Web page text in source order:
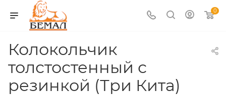
0
Колокольчик
толстостенный с
резинкой (Три Кита)